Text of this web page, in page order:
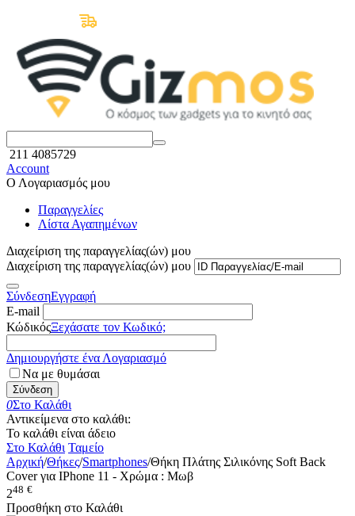
211 4085729
Account
Ο Λογαριασμός μου
Παραγγελίες
Λίστα Αγαπημένων
Διαχείριση της παραγγελίας(ών) μου
Διαχείριση της παραγγελίας(ών) μου
ΣύνδεσηΕγγραφή
E-mail
ΚώδικόςΞεχάσατε τον Κωδικό;
Δημιουργήστε ένα Λογαριασμό
Να με θυμάσαι
Σύνδεση
0Στο Καλάθι
Αντικείμενα στο καλάθι:
Το καλάθι είναι άδειο
Στο Καλάθι Ταμείο
Αρχική/Θήκες/Smartphones/Θήκη Πλάτης Σιλικόνης Soft Back
Cover για IPhone 11 - Χρώμα : Μωβ
248 €
Προσθήκη στο Καλάθι